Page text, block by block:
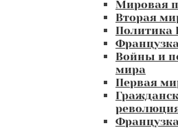
Мировая
Вторая
Политика
Войны и
мира
Первая